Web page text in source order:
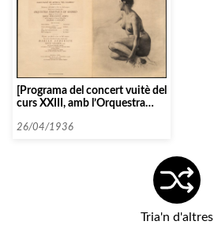
[Programa del concert vuitè del
curs XXIII, amb l’Orquestra
26/04/1936
Tria'n d'altres